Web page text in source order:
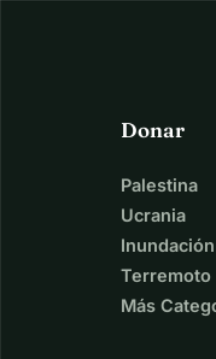
Donar
Palestina
Ucrania
Inundación
Terremoto
Más